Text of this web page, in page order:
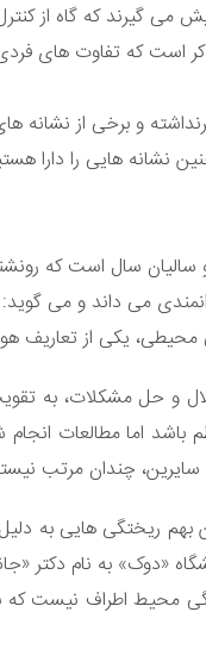
می گیرند که گاه از
است که تفاوت های
و برخی از نشانه
نشانه هایی را دارا
سال است که
می داند و می
محیطی، یکی از
و حل مشکلات، به
اما مطالعات انجام
سایرین، چندان مرتب
بهم ریختگی هایی
«دوک» به نام دکتر
محیط اطراف نیست که